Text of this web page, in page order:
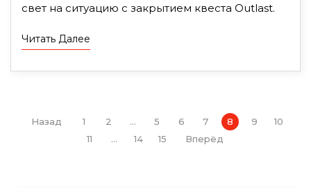
свет на ситуацию с закрытием квеста Outlast.
Читать Далее
Назад 1 2 ... 5 6 7 8 9
10
11
... 14 15 Вперёд